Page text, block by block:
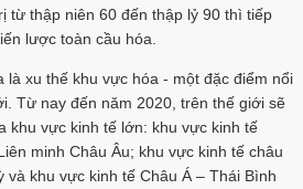
từ thập niên 60 đến thập lỷ 90 thì tiếp
lược toàn cầu hóa.
là xu thế khu vực hóa - một đặc điểm nổi
Từ nay đến năm 2020, trên thế giới sẽ
khu vực kinh tế lớn: khu vực kinh tế
minh Châu Âu; khu vực kinh tế châu
và khu vực kinh tế Châu Á – Thái Bình